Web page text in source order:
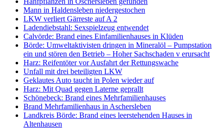
Mann in Haldensleben niedergestochen
LKW verliert Gärreste auf A 2
Ladendiebstahl: Sexspielzeug entwendet
Calvörde: Brand eines Einfamilienhauses in Klüden
Börde: Umweltaktivisten dringen in Mineralöl – Pumpstation
ein und stören den Betrieb – Hoher Sachschaden v erursacht
Harz: Reifentöter vor Ausfahrt der Rettungswache
Unfall mit drei beteiligten LKW
Geklautes Auto taucht in Polen wieder auf
Harz: Mit Quad gegen Laterne geprallt
Schönebeck: Brand eines Mehrfamilienhauses
Brand Mehrfamilienhaus in Aschersleben
Landkreis Börde: Brand eines leerstehenden Hauses in
Altenhausen